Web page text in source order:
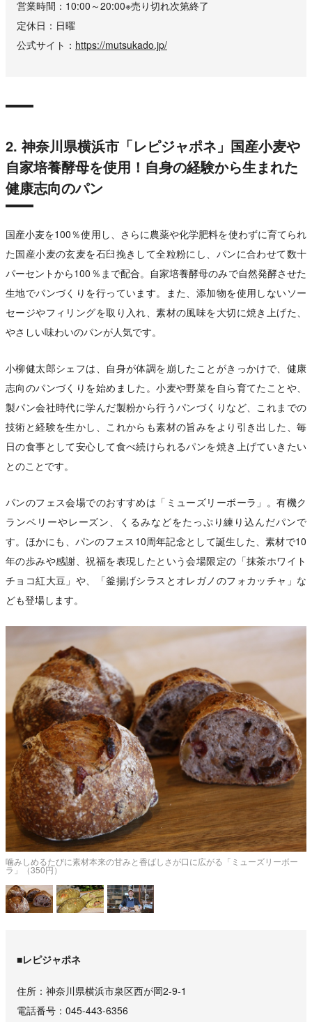
営業時間
10:00～20:00※売り切れ次第終了
定休日
日曜
公式サイト
https://mutsukado.jp/
2. 神奈川県横浜市「レピジャポネ」国産小麦や
自家培養酵母を使用！自身の経験から生まれた
健康志向のパン
国産小麦を100％使用し、さらに農薬や化学肥料を使わずに育てられ
た国産小麦の玄麦を石臼挽きして全粒粉にし、パンに合わせて数十
パーセントから100％まで配合。自家培養酵母のみで自然発酵させた
生地でパンづくりを行っています。また、添加物を使用しないソー
セージやフィリングを取り入れ、素材の風味を大切に焼き上げた、
やさしい味わいのパンが人気です。
小柳健太郎シェフは、自身が体調を崩したことがきっかけで、健康
志向のパンづくりを始めました。小麦や野菜を自ら育てたことや、
製パン会社時代に学んだ製粉から行うパンづくりなど、これまでの
技術と経験を生かし、これからも素材の旨みをより引き出した、毎
日の食事として安心して食べ続けられるパンを焼き上げていきたい
とのことです。
パンのフェス会場でのおすすめは「ミューズリーボーラ」。有機ク
ランベリーやレーズン、くるみなどをたっぷり練り込んだパンで
す。ほかにも、パンのフェス10周年記念として誕生した、素材で10
年の歩みや感謝、祝福を表現したという会場限定の「抹茶ホワイト
チョコ紅大豆」や、「釜揚げシラスとオレガノのフォカッチャ」な
ども登場します。
噛みしめるたびに素材本来の甘みと香ばしさが口に広がる「ミューズリーボー
ラ」（350円）
■レピジャポネ
住所
神奈川県横浜市泉区西が岡2-9-1
電話番号
045-443-6356